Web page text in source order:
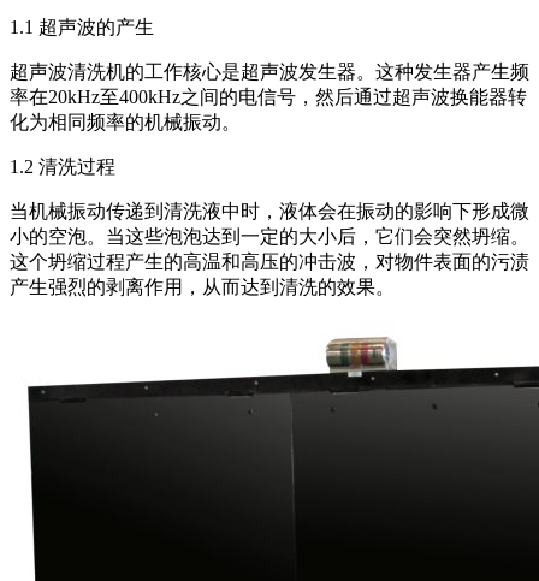
1.1 超声波的产生
超声波清洗机的工作核心是超声波发生器。这种发生器产生频
率在20kHz至400kHz之间的电信号，然后通过超声波换能器转
化为相同频率的机械振动。
1.2 清洗过程
当机械振动传递到清洗液中时，液体会在振动的影响下形成微
小的空泡。当这些泡泡达到一定的大小后，它们会突然坍缩。
这个坍缩过程产生的高温和高压的冲击波，对物件表面的污渍
产生强烈的剥离作用，从而达到清洗的效果。